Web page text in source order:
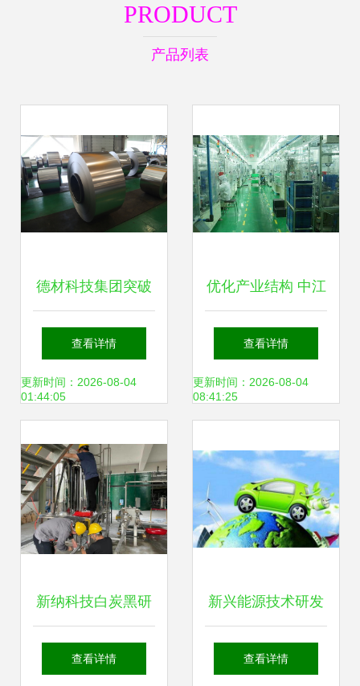
PRODUCT
产品列表
德材科技集团突破
冷轧极薄碳钢技
术，助推新兴能源
查看详情
更新时间：2026-08-04
01:44:05
优化产业结构 中江
培育高新技术与新
兴能源技术研发的
查看详情
更新时间：2026-08-04
08:41:25
新纳科技白炭黑研
究院小试研发线试
查看详情
新兴能源技术研发
白手起家快速掘金
查看详情